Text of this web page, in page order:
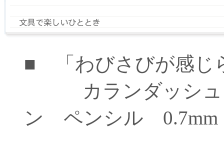
■ 「わびさびが感じ
カランダッシュ
ン ペンシル 0.7mm